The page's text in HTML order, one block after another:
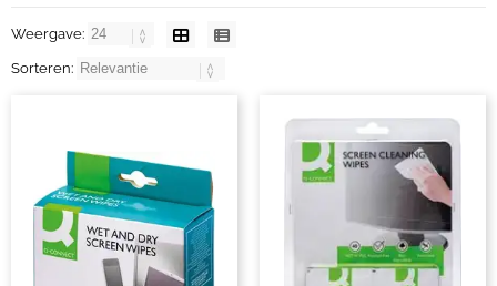
Weergave:
Sorteren: